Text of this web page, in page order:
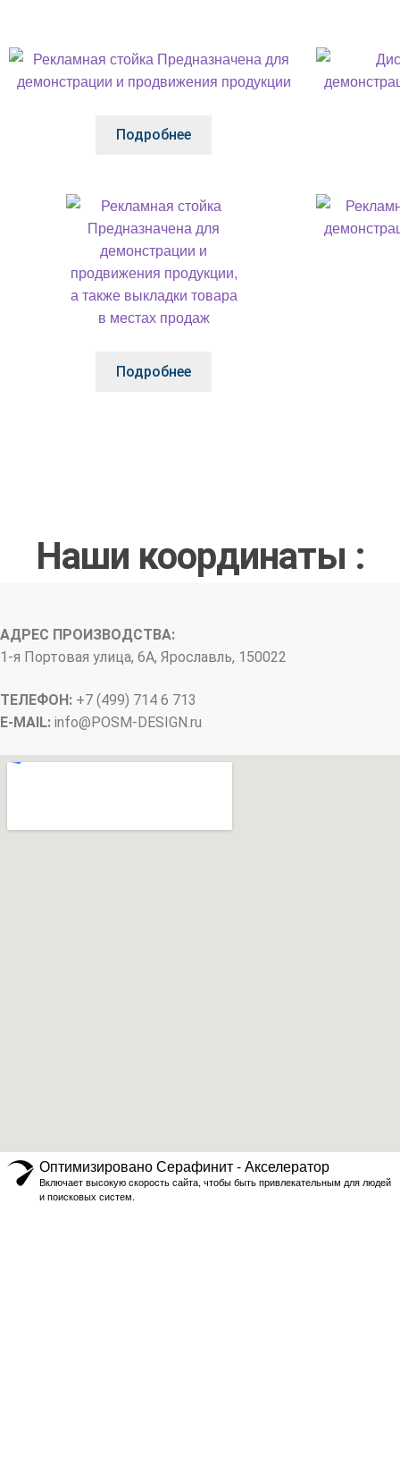
Подробнее
Подробнее
Наши координаты :
АДРЕС ПРОИЗВОДСТВА:
1-я Портовая улица, 6А, Ярославль, 150022
ТЕЛЕФОН: +7 (499) 714 6 713
E-MAIL: info@POSM-DESIGN.ru
Оптимизировано Серафинит - Акселератор
Включает высокую скорость сайта, чтобы быть привлекательным для людей
и поисковых систем.